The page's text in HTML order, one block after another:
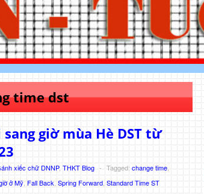
time dst
giờ mùa Hè DST từ
xiếc chữ DNNP, THKT Blog - Tagged: change time
ở Mỹ Fall Back Spring Forward Standard Time ST